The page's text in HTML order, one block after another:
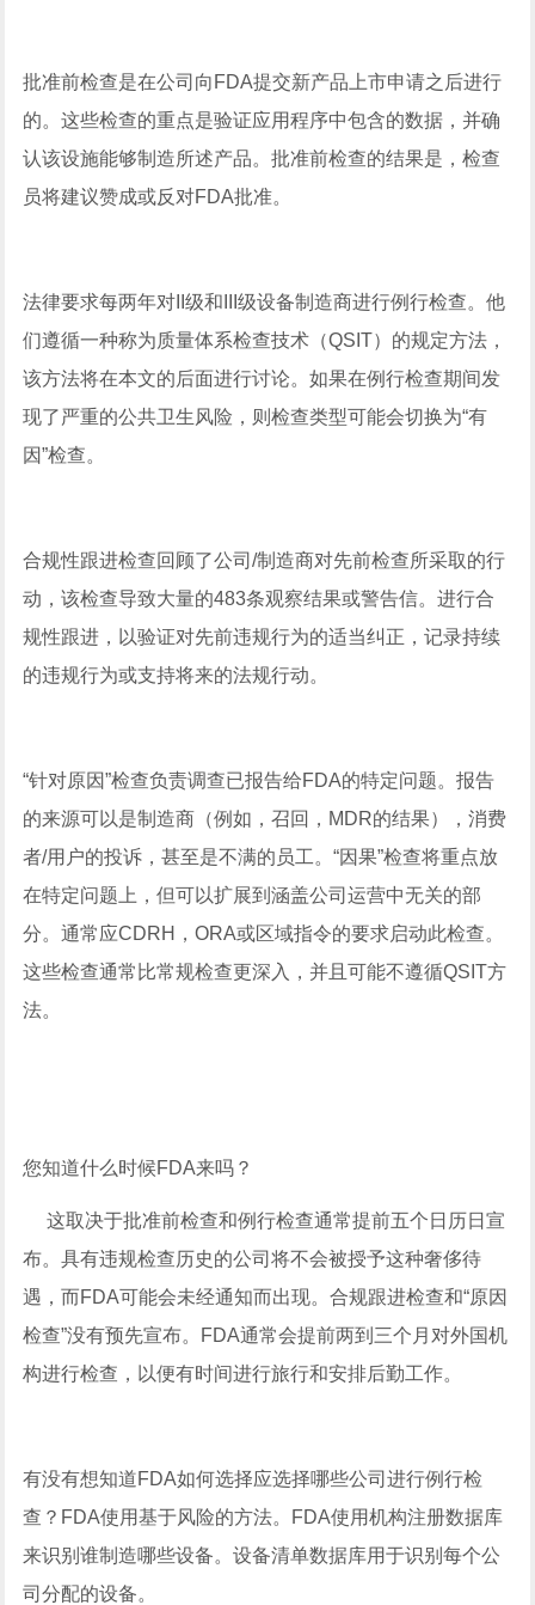
批准前检查是在公司向FDA提交新产品上市申请之后进行
的。这些检查的重点是验证应用程序中包含的数据，并确
认该设施能够制造所述产品。批准前检查的结果是，检查
员将建议赞成或反对FDA批准。
法律要求每两年对II级和III级设备制造商进行例行检查。他
们遵循一种称为质量体系检查技术（QSIT）的规定方法，
该方法将在本文的后面进行讨论。如果在例行检查期间发
现了严重的公共卫生风险，则检查类型可能会切换为“有
因”检查。
合规性跟进检查回顾了公司/制造商对先前检查所采取的行
动，该检查导致大量的483条观察结果或警告信。进行合
规性跟进，以验证对先前违规行为的适当纠正，记录持续
的违规行为或支持将来的法规行动。
“针对原因”检查负责调查已报告给FDA的特定问题。报告
的来源可以是制造商（例如，召回，MDR的结果），消费
者/用户的投诉，甚至是不满的员工。“因果”检查将重点放
在特定问题上，但可以扩展到涵盖公司运营中无关的部
分。通常应CDRH，ORA或区域指令的要求启动此检查。
这些检查通常比常规检查更深入，并且可能不遵循QSIT方
法。
您知道什么时候FDA来吗？
这取决于批准前检查和例行检查通常提前五个日历日宣
布。具有违规检查历史的公司将不会被授予这种奢侈待
遇，而FDA可能会未经通知而出现。合规跟进检查和“原因
检查”没有预先宣布。FDA通常会提前两到三个月对外国机
构进行检查，以便有时间进行旅行和安排后勤工作。
有没有想知道FDA如何选择应选择哪些公司进行例行检
查？FDA使用基于风险的方法。FDA使用机构注册数据库
来识别谁制造哪些设备。设备清单数据库用于识别每个公
司分配的设备。